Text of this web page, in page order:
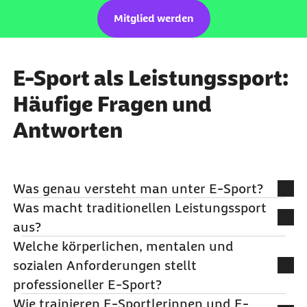
Mitglied werden
E-Sport als Leistungssport:
Häufige Fragen und
Antworten
Was genau versteht man unter E-Sport?
E-Sport bezeichnet organisierte Wettkämpfe im
digitalen Raum, bei denen echte Menschen nach
festen Regeln und in Ligasystemen gegeneinander
antreten. Anders als beim normalen Gaming, das
jeder form- und zwanglos betreiben kann, geht es
im E-Sport um professionelle Wettbewerbe. Die
Was macht traditionellen Leistungssport
aus?
Olympischer Sport wird durch sechs Merkmale
definiert: Er ist freiwillig, folgt klaren Regeln, ist
auf Wettbewerb ausgerichtet und erfordert
besonderes Können. Außerdem spielt körperliche
Welche körperlichen, mentalen und
sozialen Anforderungen stellt
professioneller E-Sport?
Körperlich brauchen E-Sport-Profis eine
Wie trainieren E-Sportlerinnen und E-